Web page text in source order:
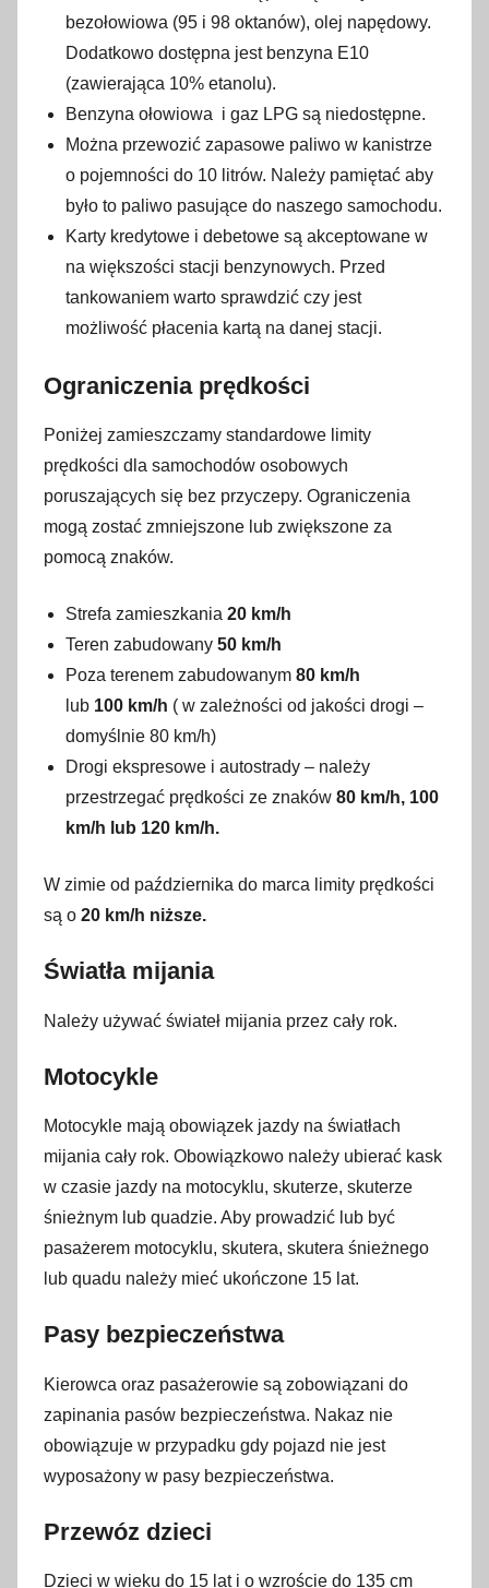
bezołowiowa (95 i 98 oktanów), olej napędowy.
Dodatkowo dostępna jest benzyna E10
(zawierająca 10% etanolu).
Benzyna ołowiowa i gaz LPG są niedostępne.
Można przewozić zapasowe paliwo w kanistrze
o pojemności do 10 litrów. Należy pamiętać aby
było to paliwo pasujące do naszego samochodu.
Karty kredytowe i debetowe są akceptowane w
na większości stacji benzynowych. Przed
tankowaniem warto sprawdzić czy jest
możliwość płacenia kartą na danej stacji.
Ograniczenia prędkości
Poniżej zamieszczamy standardowe limity
prędkości dla samochodów osobowych
poruszających się bez przyczepy. Ograniczenia
mogą zostać zmniejszone lub zwiększone za
pomocą znaków.
Strefa zamieszkania 20 km/h
Teren zabudowany 50 km/h
Poza terenem zabudowanym 80 km/h
lub 100 km/h ( w zależności od jakości drogi –
domyślnie 80 km/h)
Drogi ekspresowe i autostrady – należy
przestrzegać prędkości ze znaków 80 km/h, 100
km/h lub 120 km/h.
W zimie od października do marca limity prędkości
są o 20 km/h niższe.
Światła mijania
Należy używać świateł mijania przez cały rok.
Motocykle
Motocykle mają obowiązek jazdy na światłach
mijania cały rok. Obowiązkowo należy ubierać kask
w czasie jazdy na motocyklu, skuterze, skuterze
śnieżnym lub quadzie. Aby prowadzić lub być
pasażerem motocyklu, skutera, skutera śnieżnego
lub quadu należy mieć ukończone 15 lat.
Pasy bezpieczeństwa
Kierowca oraz pasażerowie są zobowiązani do
zapinania pasów bezpieczeństwa. Nakaz nie
obowiązuje w przypadku gdy pojazd nie jest
wyposażony w pasy bezpieczeństwa.
Przewóz dzieci
Dzieci w wieku do 15 lat i o wzroście do 135 cm